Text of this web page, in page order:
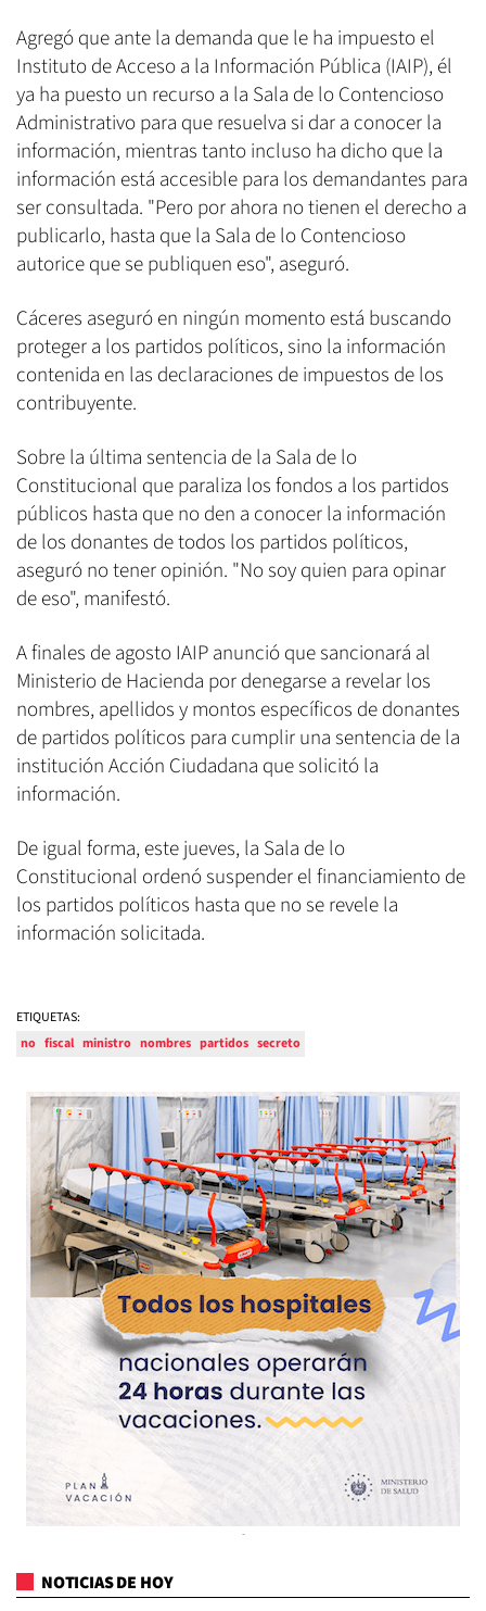
Agregó que ante la demanda que le ha impuesto el
Instituto de Acceso a la Información Pública (IAIP), él
ya ha puesto un recurso a la Sala de lo Contencioso
Administrativo para que resuelva si dar a conocer la
información, mientras tanto incluso ha dicho que la
información está accesible para los demandantes para
ser consultada. "Pero por ahora no tienen el derecho a
publicarlo, hasta que la Sala de lo Contencioso
autorice que se publiquen eso", aseguró.
Cáceres aseguró en ningún momento está buscando
proteger a los partidos políticos, sino la información
contenida en las declaraciones de impuestos de los
contribuyente.
Sobre la última sentencia de la Sala de lo
Constitucional que paraliza los fondos a los partidos
públicos hasta que no den a conocer la información
de los donantes de todos los partidos políticos,
aseguró no tener opinión. "No soy quien para opinar
de eso", manifestó.
A finales de agosto IAIP anunció que sancionará al
Ministerio de Hacienda por denegarse a revelar los
nombres, apellidos y montos específicos de donantes
de partidos políticos para cumplir una sentencia de la
institución Acción Ciudadana que solicitó la
información.
De igual forma, este jueves, la Sala de lo
Constitucional ordenó suspender el financiamiento de
los partidos políticos hasta que no se revele la
información solicitada.
ETIQUETAS:
no fiscal ministro nombres partidos secreto
NOTICIAS DE HOY